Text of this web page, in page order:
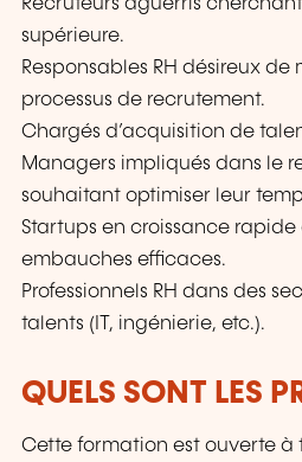
Recruteurs aguerris
supérieure.
Responsables RH désireux de
processus de recrutement.
Chargés d’acquisition de
Managers impliqués dans le
souhaitant optimiser leur
Startups en croissance
embauches efficaces.
Professionnels RH dans des
talents (IT, ingénierie, etc.).
QUELS SONT LES
Cette formation est ouverte à